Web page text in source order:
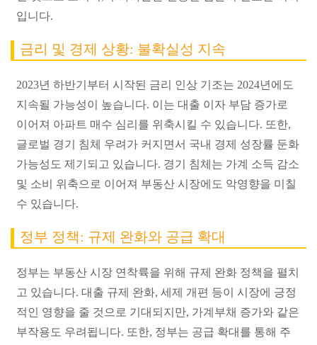
입니다.
금리 및 경제 상황: 불확실성 지속
2023년 하반기부터 시작된 금리 인상 기조는 2024년에도
지속될 가능성이 높습니다. 이는 대출 이자 부담 증가로
이어져 아파트 매수 심리를 위축시킬 수 있습니다. 또한,
글로벌 경기 침체 우려가 커지면서 국내 경제 성장률 둔화
가능성도 제기되고 있습니다. 경기 침체는 가계 소득 감소
및 소비 위축으로 이어져 부동산 시장에도 악영향을 미칠
수 있습니다.
정부 정책: 규제 완화와 공급 확대
정부는 부동산 시장 연착륙을 위해 규제 완화 정책을 펼치
고 있습니다. 대출 규제 완화, 세제 개편 등이 시장에 긍정
적인 영향을 줄 것으로 기대되지만, 가계부채 증가와 같은
부작용도 우려됩니다. 또한, 정부는 공급 확대를 통해 주